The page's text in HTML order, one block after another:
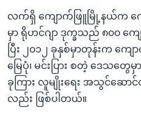
လက်ရှိ ကျောက်ဖြူမြို့နယ်က က
မှာ ရိုဟင်ဂျာ ဒုက္ခသည် ၈၀၀ က
ပြီး ၂၀၁၂ ခုနှစ်မှာတုန်းက ကျေ
မြေပုံ၊ မင်းပြား စတဲ့ ဒေသတွ
ခုကြား လူမျိုးရေး အသွင်ဆော
လည်း ဖြစ်ပါတယ်။